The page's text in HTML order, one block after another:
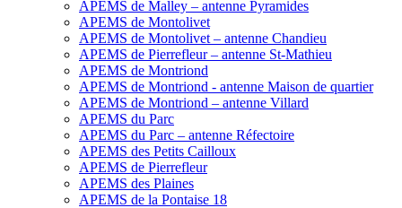
APEMS de Malley – antenne Pyramides
APEMS de Montolivet
APEMS de Montolivet – antenne Chandieu
APEMS de Pierrefleur – antenne St-Mathieu
APEMS de Montriond
APEMS de Montriond - antenne Maison de quartier
APEMS de Montriond – antenne Villard
APEMS du Parc
APEMS du Parc – antenne Réfectoire
APEMS des Petits Cailloux
APEMS de Pierrefleur
APEMS des Plaines
APEMS de la Pontaise 18